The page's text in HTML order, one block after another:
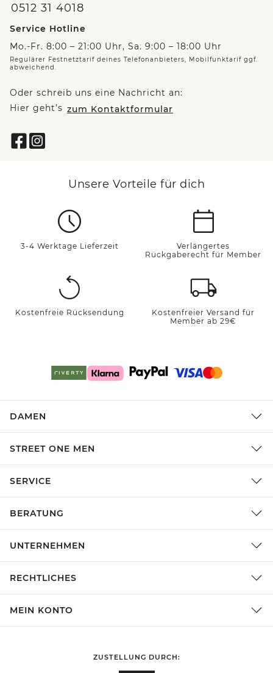
0512 31 4018
Service Hotline
Mo.-Fr. 8:00 – 21:00 Uhr, Sa. 9:00 – 18:00 Uhr
Regulärer Festnetztarif deines Telefonanbieters, Mobilfunktarif ggf.
abweichend.
Oder schreib uns eine Nachricht an:
Hier geht’s zum Kontaktformular
Unsere Vorteile für dich
3-4 Werktage Lieferzeit
Verlängertes
Rückgaberecht für Member
Kostenfreie Rücksendung
Kostenfreier Versand für
Member ab 29€
DAMEN
STREET ONE MEN
SERVICE
BERATUNG
UNTERNEHMEN
RECHTLICHES
MEIN KONTO
ZUSTELLUNG DURCH: